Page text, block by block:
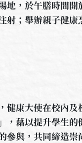
於午膳時間開
；舉辦親子健康
健康大使在校內
，藉以提升學生
參與，共同締造